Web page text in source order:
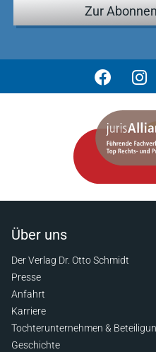
Zur
Über uns
Der Verlag Dr. Otto Schmidt
Presse
Anfahrt
Karriere
Tochterunternehmen &
Geschichte